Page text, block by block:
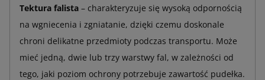
Tektura falista – charakteryzuje się wysoką odpornością
na wgniecenia i zgniatanie, dzięki czemu doskonale
chroni delikatne przedmioty podczas transportu. Może
mieć jedną, dwie lub trzy warstwy fal, w zależności od
tego, jaki poziom ochrony potrzebuje zawartość pudełka.